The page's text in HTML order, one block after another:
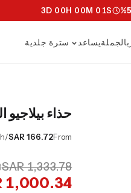
2D23H 59M 59S
بالجملةيساعد سترة جلدية
حذاء بيلاجيو
From
SAR 166.72
/mo or 0% APR with
SAR 1,333.78
1,000.34